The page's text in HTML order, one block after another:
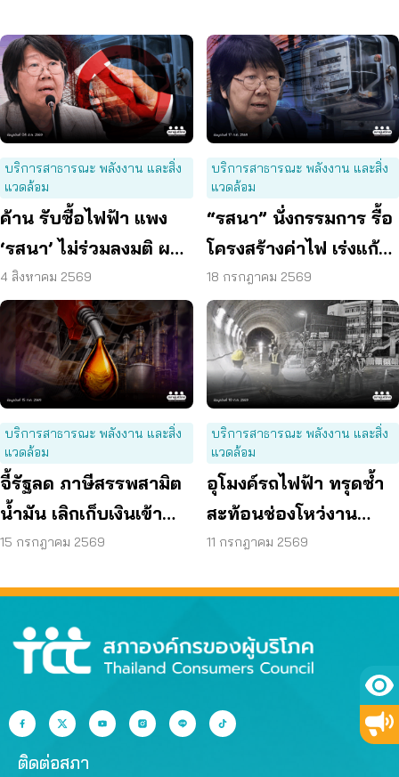
บริการสาธารณะ พลังงาน และสิ่ง
แวดล้อม
ค้าน รับซื้อไฟฟ้า แพง
‘รสนา’ ไม่ร่วมลงมติ ผลัก
ผู้บริโภค “แบก”
4 สิงหาคม 2569
บริการสาธารณะ พลังงาน และสิ่ง
แวดล้อม
“รสนา” นั่งกรรมการ รื้อ
โครงสร้างค่าไฟ เร่งแก้
ต้นเหตุพลังงานแพง
18 กรกฎาคม 2569
บริการสาธารณะ พลังงาน และสิ่ง
แวดล้อม
จี้รัฐลด ภาษีสรรพสามิต
น้ำมัน เลิกเก็บเงินเข้า
กองทุน เอื้อโรงกลั่น
15 กรกฎาคม 2569
บริการสาธารณะ พลังงาน และสิ่ง
แวดล้อม
อุโมงค์รถไฟฟ้า ทรุดซ้ำ
สะท้อนช่องโหว่งาน
ก่อสร้าง จี้ตรวจ
11 กรกฎาคม 2569
ติดต่อสภา